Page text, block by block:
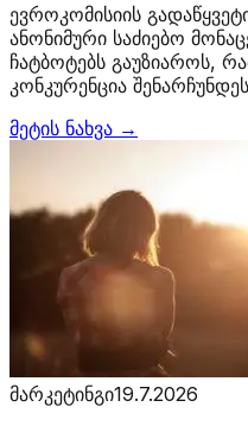
ევროკომისიის
ანონიმური საძიებო
ჩატბოტებს გაუზიაროს,
კონკურენცია
მეტის ნახვა →
მარკეტინგი19.7.2026